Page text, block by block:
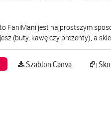
Szablon Canva